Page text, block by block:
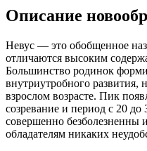
Описание
Невус — это обобщенное
отличаются высоким
Большинство родинок
внутриутробного развития,
взрослом возрасте. Пик
созревание и период с 20 до
совершенно безболезненны
обладателям никаких